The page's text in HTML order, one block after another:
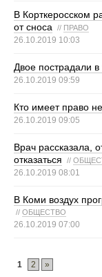
В Корткеросском
от сноса
// ПРАВО
26.10.2019 10:03
Двое пострадали
26.10.2019 09:59
Кто имеет право
26.10.2019 09:05
Врач рассказала,
отказаться
//
26.10.2019 08:01
В Коми воздух
// ОБЩЕСТВО
26.10.2019 07:00
1 2 »